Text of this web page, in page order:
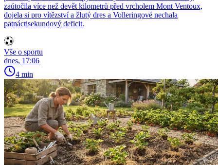
zaútočila více než devět kilometrů před vrcholem Mont Ventoux,
dojela si pro vítězství a žlutý dres a Volleringové nechala
patnáctisekundový deficit.
Vše o sportu
dnes, 17:06
4 min